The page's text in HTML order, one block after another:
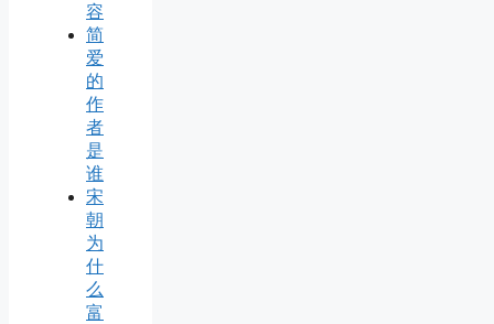
容
简
爱
的
作
者
是
谁
宋
朝
为
什
么
富